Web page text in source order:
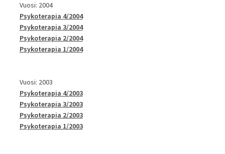
Vuosi: 2004
Psykoterapia 4/2004
Psykoterapia 3/2004
Psykoterapia 2/2004
Psykoterapia 1/2004
Vuosi: 2003
Psykoterapia 4/2003
Psykoterapia 3/2003
Psykoterapia 2/2003
Psykoterapia 1/2003